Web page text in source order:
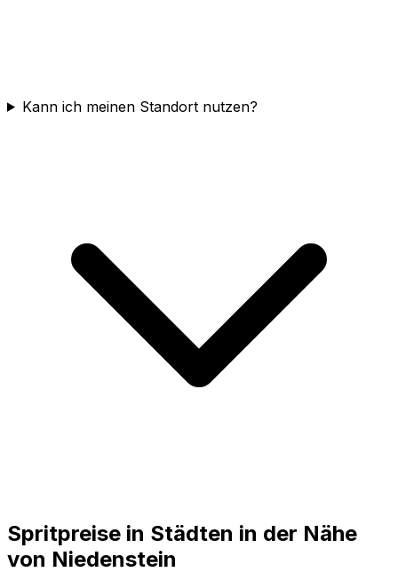
Kann ich meinen Standort nutzen?
Spritpreise in Städten in der Nähe
von Niedenstein